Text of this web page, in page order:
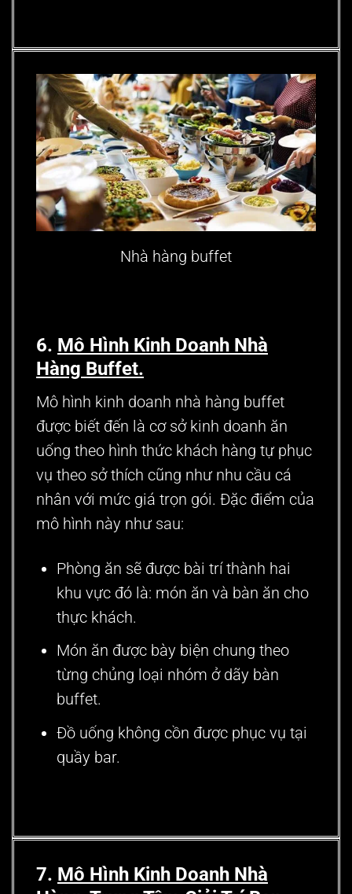
Nhà hàng buffet
6. Mô Hình Kinh Doanh Nhà
Hàng Buffet.
Mô hình kinh doanh nhà hàng buffet
được biết đến là cơ sở kinh doanh ăn
uống theo hình thức khách hàng tự phục
vụ theo sở thích cũng như nhu cầu cá
nhân với mức giá trọn gói. Đặc điểm của
mô hình này như sau:
Phòng ăn sẽ được bài trí thành hai
khu vực đó là: món ăn và bàn ăn cho
thực khách.
Món ăn được bày biện chung theo
từng chủng loại nhóm ở dãy bàn
buffet.
Đồ uống không cồn được phục vụ tại
quầy bar.
7. Mô Hình Kinh Doanh Nhà